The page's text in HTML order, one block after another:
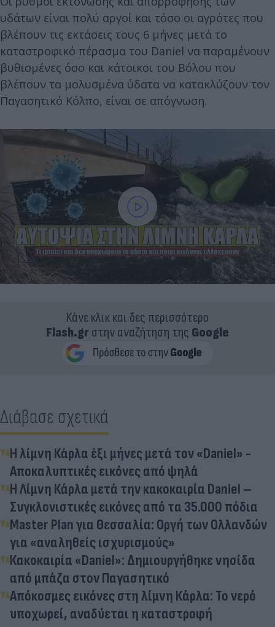
υδάτων είναι πολύ αργοί και τόσο οι αγρότες που
βλέπουν τις εκτάσεις τους 6 μήνες μετά το
καταστροφικό πέρασμα του Daniel να παραμένουν
βυθισμένες όσο και κάτοικοι του Βόλου που
βλέπουν τα μολυσμένα ύδατα να κατακλύζουν τον
Παγασητικό Κόλπο, είναι σε απόγνωση.
Κάνε κλικ και δες περισσότερο
Flash.grστην αναζήτηση της Google
Διάβασε σχετικά
Η λίμνη Κάρλα έξι μήνες μετά τον «Daniel» -
Αποκαλυπτικές εικόνες από ψηλά
Η Λίμνη Κάρλα μετά την κακοκαιρία Daniel –
Συγκλονιστικές εικόνες από τα 35.000 πόδια
Master Plan για Θεσσαλία: Οργή των Ολλανδών
για «αναληθείς ισχυρισμούς»
Κακοκαιρία «Daniel»: Δημιουργήθηκε νησίδα
από μπάζα στον Παγασητικό
Απόκοσμες εικόνες στη λίμνη Κάρλα: Το νερό
υποχωρεί, αναδύεται η καταστροφή